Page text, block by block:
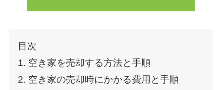
目次
1. 空き家を売却する方法と手順
2. 空き家の売却時にかかる費用と手順